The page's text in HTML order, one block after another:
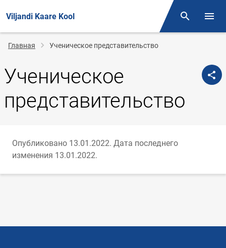
Viljandi Kaare Kool Поиск
Строка
навигации
Главная Ученическое представительство
Ученическое
представительство
Опубликовано 13.01.2022. Дата последнего
изменения 13.01.2022.